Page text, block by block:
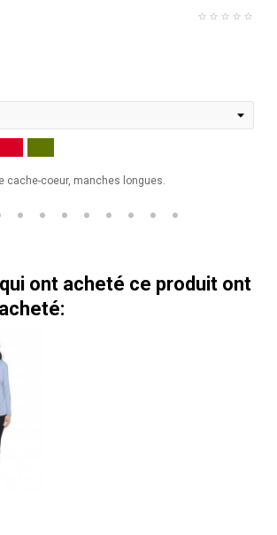
cache-coeur, manches longues.
ont acheté ce produit ont